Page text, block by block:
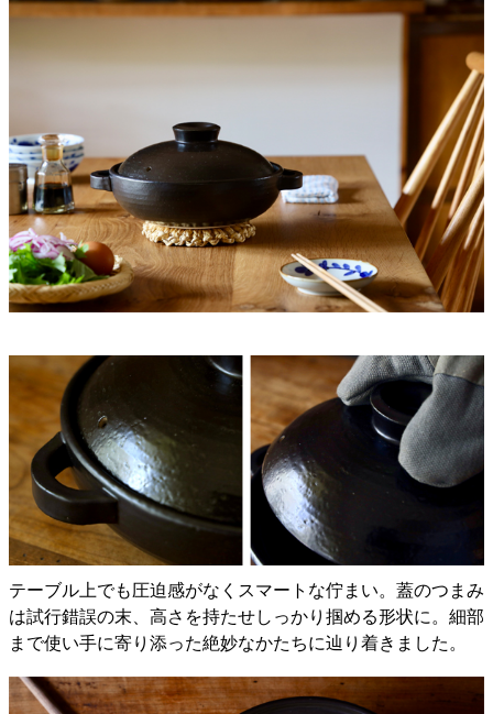
テーブル上でも圧迫感がなくスマートな佇まい。蓋のつまみ
は試行錯誤の末、高さを持たせしっかり掴める形状に。細部
まで使い手に寄り添った絶妙なかたちに辿り着きました。